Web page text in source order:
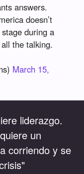
answers.
doesn’t
during a
the talking.
March 15,
liderazgo.
un
corriendo y se